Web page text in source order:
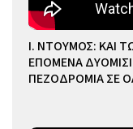
Ι. ΝΤΟΥΜΟΣ: ΚΑΙ
ΕΠΟΜΕΝΑ
ΠΕΖΟΔΡΟΜΙΑ ΣΕ